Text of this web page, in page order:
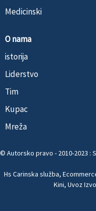
Medicinski
O nama
istorija
Liderstvo
Tim
Kupac
Mreža
© Autorsko pravo - 2010-2023 :
Hs Carinska služba,
Kini, Uvoz